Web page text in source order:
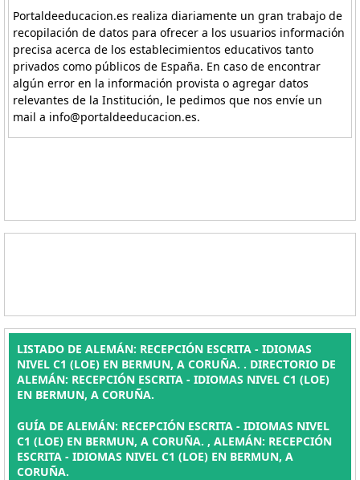
Portaldeeducacion.es realiza diariamente un gran trabajo de
recopilación de datos para ofrecer a los usuarios información
precisa acerca de los establecimientos educativos tanto
privados como públicos de España. En caso de encontrar
algún error en la información provista o agregar datos
relevantes de la Institución, le pedimos que nos envíe un
mail a info@portaldeeducacion.es.
LISTADO DE ALEMÁN: RECEPCIÓN ESCRITA - IDIOMAS
NIVEL C1 (LOE) EN BERMUN, A CORUÑA. . DIRECTORIO DE
ALEMÁN: RECEPCIÓN ESCRITA - IDIOMAS NIVEL C1 (LOE)
EN BERMUN, A CORUÑA.
GUÍA DE ALEMÁN: RECEPCIÓN ESCRITA - IDIOMAS NIVEL
C1 (LOE) EN BERMUN, A CORUÑA. , ALEMÁN: RECEPCIÓN
ESCRITA - IDIOMAS NIVEL C1 (LOE) EN BERMUN, A
CORUÑA.